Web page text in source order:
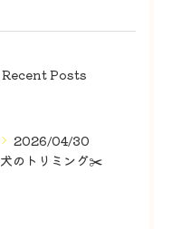
Recent Posts
2026/04/30
犬のトリミング✂️